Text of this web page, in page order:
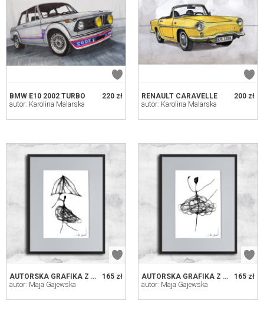
220 zł
BMW E10 2002 TURBO
autor: Karolina Malarska
200 zł
RENAULT CARAVELLE
autor: Karolina Malarska
165 zł
AUTORSKA GRAFIKA Z RAMĄ (NR 97)
autor: Maja Gajewska
165 zł
AUTORSKA GRAFIKA Z RAMĄ (NR 88)
autor: Maja Gajewska